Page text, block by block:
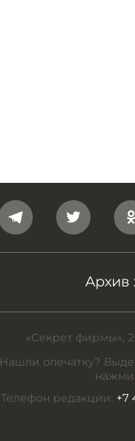
Архив
«Секрет фирмы»,
Нашли опечатку?
Телефон редакции: +7